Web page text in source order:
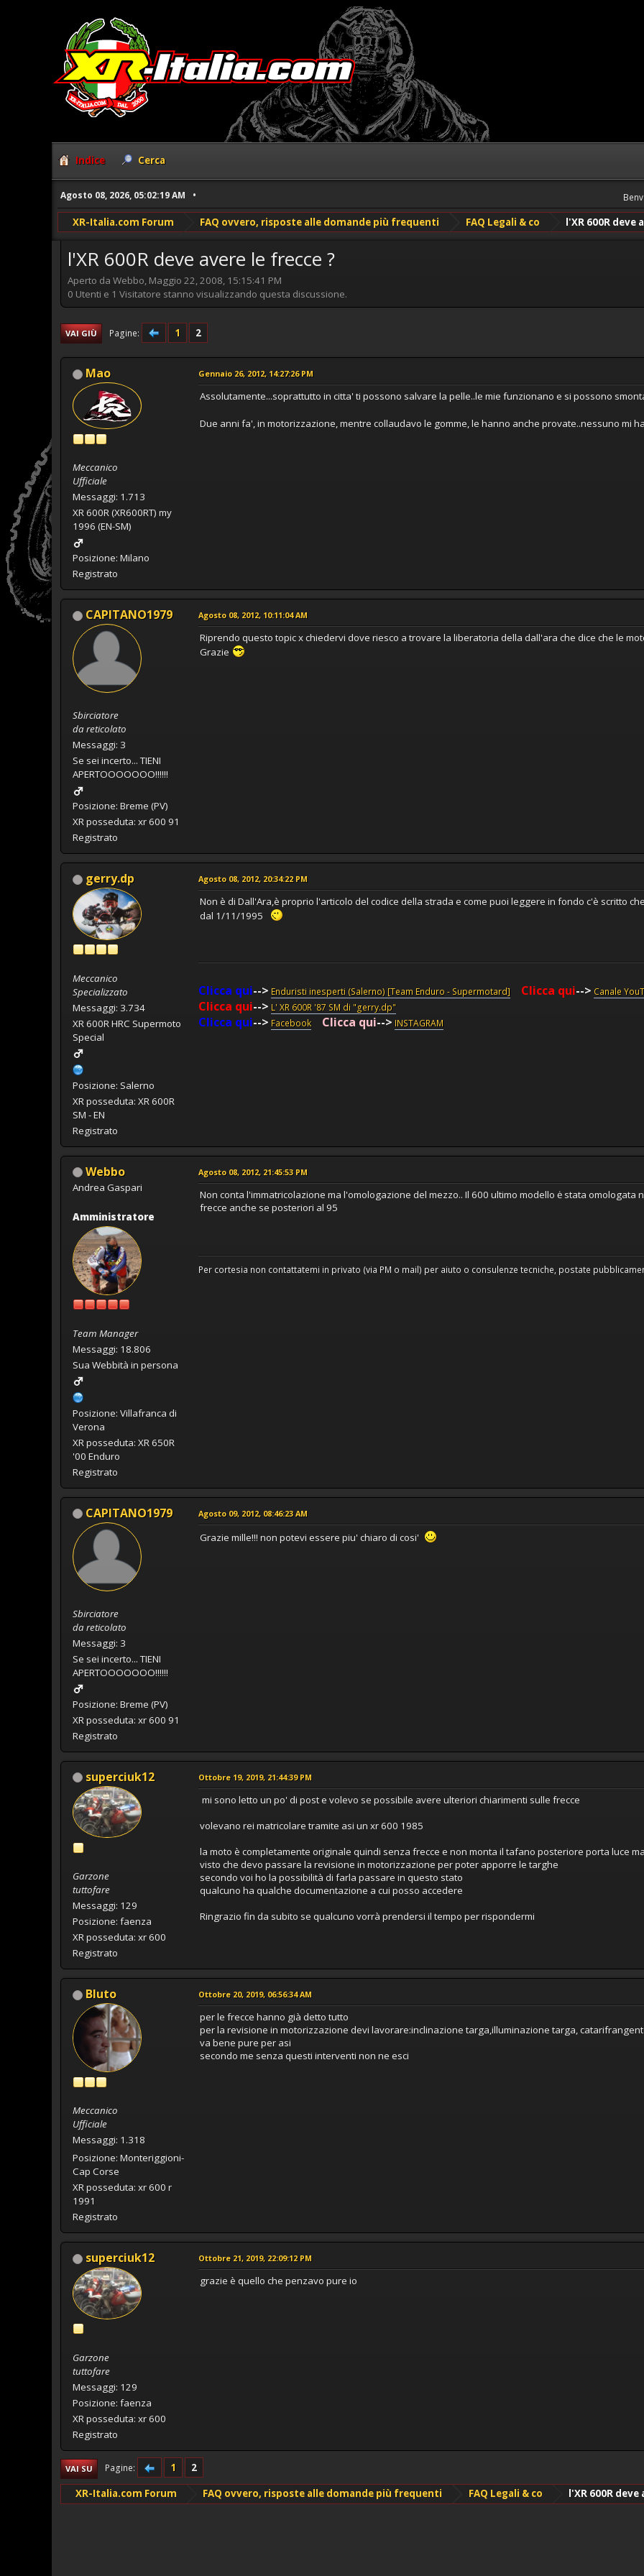
Indice Cerca
Agosto 08, 2026, 05:02:19 AM
XR-Italia.com Forum FAQ ovvero, risposte alle domande più frequenti FAQ Legali & co l'XR 600R deve
l'XR 600R deve avere le frecce ?
Aperto da Webbo, Maggio 22, 2008, 15:15:41 PM
0 Utenti e 1 Visitatore stanno visualizzando questa discussione.
VAI GIÙ Pagine 1 2
Mao
Meccanico
Ufficiale
Messaggi: 1.713
XR 600R (XR600RT) my
1996 (EN-SM)
Posizione: Milano
Registrato
Gennaio 26, 2012, 14:27:26 PM
Assolutamente...soprattutto in citta' ti possono salvare la pelle..le mie funzionano e si possono
Due anni fa', in motorizzazione, mentre collaudavo le gomme, le hanno anche provate..nessuno mi
CAPITANO1979
Sbirciatore
da reticolato
Messaggi: 3
Se sei incerto... TIENI
APERTOOOOOOO!!!!!!
Posizione: Breme (PV)
XR posseduta: xr 600 91
Registrato
Agosto 08, 2012, 10:11:04 AM
Riprendo questo topic x chiedervi dove riesco a trovare la liberatoria della dall'ara che dice che le
Grazie
gerry.dp
Meccanico
Specializzato
Messaggi: 3.734
XR 600R HRC Supermoto
Special
Posizione: Salerno
XR posseduta: XR 600R
SM - EN
Registrato
Agosto 08, 2012, 20:34:22 PM
Non è di Dall'Ara,è proprio l'articolo del codice della strada e come puoi leggere in fondo c'è scritto
dal 1/11/1995
Clicca qui--> Enduristi inesperti (Salerno) [Team Enduro - Supermotard] Clicca qui--> Canale
Clicca qui--> L' XR 600R '87 SM di "gerry.dp"
Clicca qui--> Facebook Clicca qui--> INSTAGRAM
Webbo
Andrea Gaspari
Amministratore
Team Manager
Messaggi: 18.806
Sua Webbità in persona
Posizione: Villafranca di
Verona
XR posseduta: XR 650R
'00 Enduro
Registrato
Agosto 08, 2012, 21:45:53 PM
Non conta l'immatricolazione ma l'omologazione del mezzo.. Il 600 ultimo modello ė stata
frecce anche se posteriori al 95
Per cortesia non contattatemi in privato (via PM o mail) per aiuto o consulenze tecniche, postate
CAPITANO1979
Sbirciatore
da reticolato
Messaggi: 3
Se sei incerto... TIENI
APERTOOOOOOO!!!!!!
Posizione: Breme (PV)
XR posseduta: xr 600 91
Registrato
Agosto 09, 2012, 08:46:23 AM
Grazie mille!!! non potevi essere piu' chiaro di cosi'
superciuk12
Garzone
tuttofare
Messaggi: 129
Posizione: faenza
XR posseduta: xr 600
Registrato
Ottobre 19, 2019, 21:44:39 PM
mi sono letto un po' di post e volevo se possibile avere ulteriori chiarimenti sulle frecce
volevano rei matricolare tramite asi un xr 600 1985
la moto è completamente originale quindi senza frecce e non monta il tafano posteriore porta luce
visto che devo passare la revisione in motorizzazione per poter apporre le targhe
secondo voi ho la possibilità di farla passare in questo stato
qualcuno ha qualche documentazione a cui posso accedere
Ringrazio fin da subito se qualcuno vorrà prendersi il tempo per rispondermi
Bluto
Meccanico
Ufficiale
Messaggi: 1.318
Posizione: Monteriggioni-
Cap Corse
XR posseduta: xr 600 r
1991
Registrato
Ottobre 20, 2019, 06:56:34 AM
per le frecce hanno già detto tutto
per la revisione in motorizzazione devi lavorare:inclinazione targa,illuminazione targa,
va bene pure per asi
secondo me senza questi interventi non ne esci
superciuk12
Garzone
tuttofare
Messaggi: 129
Posizione: faenza
XR posseduta: xr 600
Registrato
Ottobre 21, 2019, 22:09:12 PM
grazie è quello che penzavo pure io
VAI SU Pagine 1 2
XR-Italia.com Forum FAQ ovvero, risposte alle domande più frequenti FAQ Legali & co l'XR 600R